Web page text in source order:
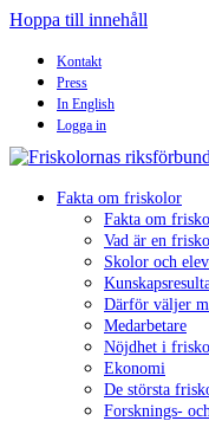
Hoppa till innehåll
Kontakt
Press
In English
Logga in
Fakta om friskolor
Fakta om
Vad är en
Skolor och
Därför väljer
Medarbetare
Nöjdhet i
Ekonomi
De största
Forsknings-